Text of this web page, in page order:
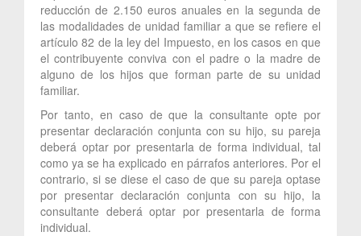
reducción de 2.150 euros anuales en la segunda de
las modalidades de unidad familiar a que se refiere el
artículo 82 de la ley del Impuesto, en los casos en que
el contribuyente conviva con el padre o la madre de
alguno de los hijos que forman parte de su unidad
familiar.
Por tanto, en caso de que la consultante opte por
presentar declaración conjunta con su hijo, su pareja
deberá optar por presentarla de forma individual, tal
como ya se ha explicado en párrafos anteriores. Por el
contrario, si se diese el caso de que su pareja optase
por presentar declaración conjunta con su hijo, la
consultante deberá optar por presentarla de forma
individual.